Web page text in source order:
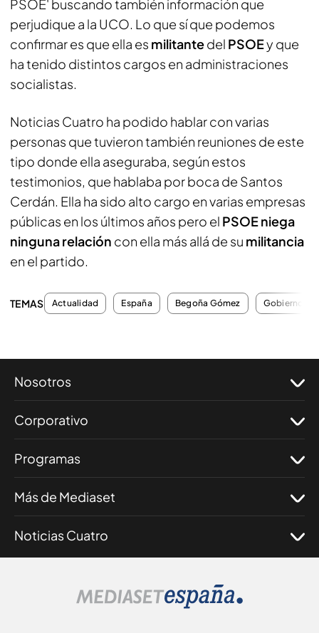
PSOE' buscando también información que
perjudique a la UCO. Lo que sí que podemos
confirmar es que ella es militantedel PSOEy que
ha tenido distintos cargos en administraciones
socialistas.
Noticias Cuatro ha podido hablar con varias
personas que tuvieron también reuniones de este
tipo donde ella aseguraba, según estos
testimonios, que hablaba por boca de Santos
Cerdán. Ella ha sido alto cargo en varias empresas
públicas en los últimos años pero el PSOE niega
ninguna relación con ella más allá de su militancia
en el partido.
TEMAS Actualidad España Begoña Gómez Gobierno de
Nosotros
Corporativo
Programas
Más de Mediaset
Noticias Cuatro